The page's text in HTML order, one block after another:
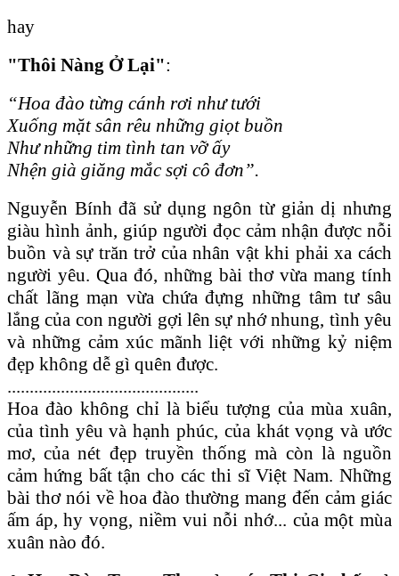
hay
"Thôi Nàng Ở Lại":
“Hoa đào từng cánh rơi như tưới
Xuống mặt sân rêu những giọt buồn
Như những tim tình tan vỡ ấy
Nhện già giăng mắc sợi cô đơn”.
Nguyễn Bính đã sử dụng ngôn từ giản dị nhưng
giàu hình ảnh, giúp người đọc cảm nhận được nỗi
buồn và sự trăn trở của nhân vật khi phải xa cách
người yêu. Qua đó, những bài thơ vừa mang tính
chất lãng mạn vừa chứa đựng những tâm tư sâu
lắng của con người gợi lên sự nhớ nhung, tình yêu
và những cảm xúc mãnh liệt với những kỷ niệm
đẹp không dễ gì quên được.
...........................................
Hoa đào không chỉ là biểu tượng của mùa xuân,
của tình yêu và hạnh phúc, của khát vọng và ước
mơ, của nét đẹp truyền thống mà còn là nguồn
cảm hứng bất tận cho các thi sĩ Việt Nam. Những
bài thơ nói về hoa đào thường mang đến cảm giác
ấm áp, hy vọng, niềm vui nỗi nhớ... của một mùa
xuân nào đó.